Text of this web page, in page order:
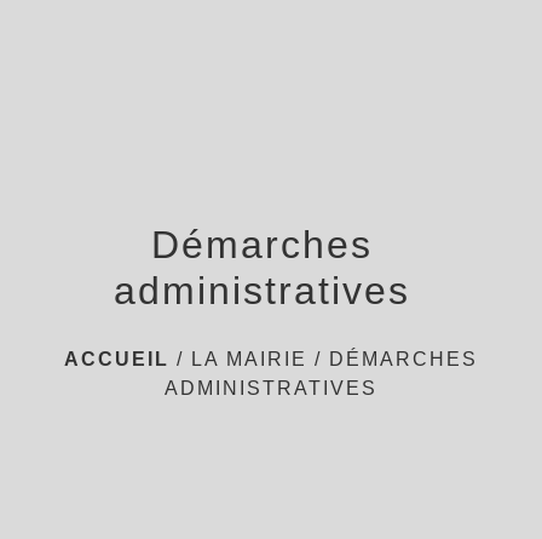
Démarches
administratives
ACCUEIL / LA MAIRIE / DÉMARCHES
ADMINISTRATIVES